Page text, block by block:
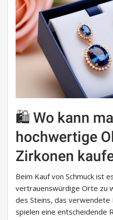
🛍 Wo kann
hochwertige
Zirkonen
Beim Kauf von Schmuck ist
vertrauenswürdige Orte zu
des Steins, das verwendete
spielen eine entscheidende